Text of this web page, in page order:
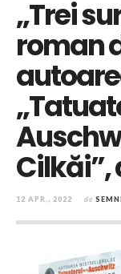
„Trei
roman
12 APR., 2022 de